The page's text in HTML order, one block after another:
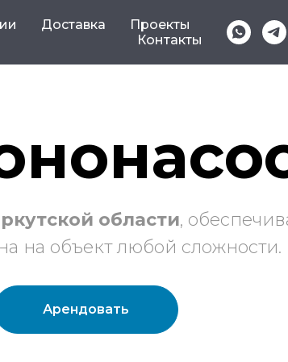
Доставка
Проекты
Контакты
области,
на объект любой сложности.
Арендовать